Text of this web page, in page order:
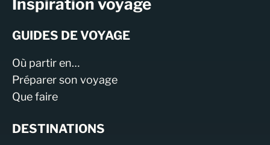
Inspiration voyage
GUIDES DE VOYAGE
Où partir en…
Préparer son voyage
Que faire
DESTINATIONS